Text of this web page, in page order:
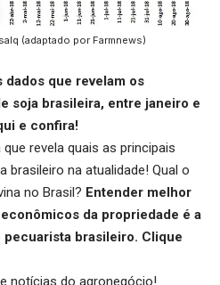
(adaptado por Farmnews)
dados que revelam os
soja brasileira, entre janeiro e
e confira!
revela quais as principais
brasileiro na atualidade! Qual o
no Brasil? Entender melhor
da propriedade é a
brasileiro. Clique
notícias do agronegócio!